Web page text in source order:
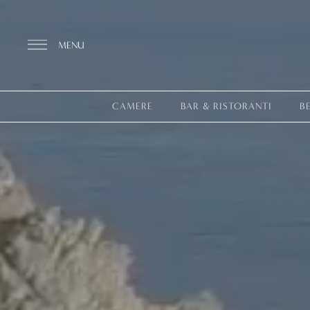
MENU
CAMERE BAR & RISTORANTI
BAR & RISTORANTI
THALASSO SPA & WELLNESS
EQUILIBRIO MEDITERRANEO